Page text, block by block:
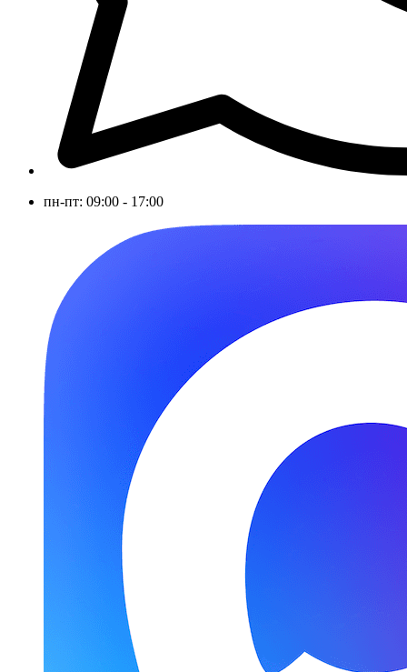
пн-пт: 09:00 - 17:00